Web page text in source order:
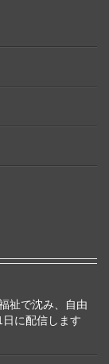
祉で沈み、自由
に配信します